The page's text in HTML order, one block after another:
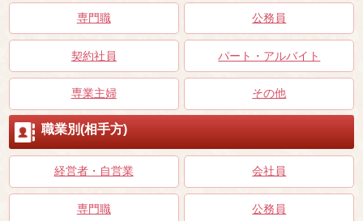
専門職 公務員
契約社員 パート・アルバイト
専業主婦 その他
職業別(相手方)
経営者・自営業 会社員
専門職 公務員